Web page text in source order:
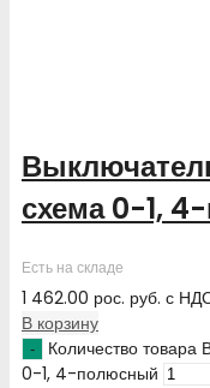
схема 0-1,
Есть на складе
1 462.00 рос. руб. с
В корзину
Количество товара
0-1, 4-полюсный